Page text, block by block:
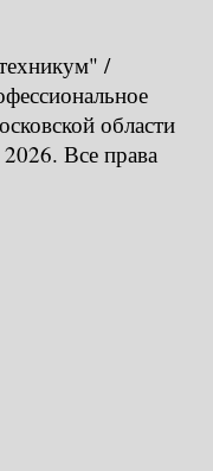
/
области
Все права